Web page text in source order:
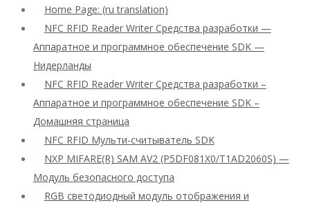
Home Page: (ru translation)
NFC RFID Reader Writer Средства разработки —
Аппаратное и программное обеспечение SDK —
Нидерланды
NFC RFID Reader Writer Средства разработки –
Аппаратное и программное обеспечение SDK –
Домашняя страница
NFC RFID Мульти-считыватель SDK
NXP MIFARE(R) SAM AV2 (P5DF081X0/T1AD2060S) —
Модуль безопасного доступа
RGB светодиодный модуль отображения и